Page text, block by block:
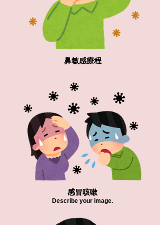
鼻敏感療程
感冒咳嗽
Describe your image.